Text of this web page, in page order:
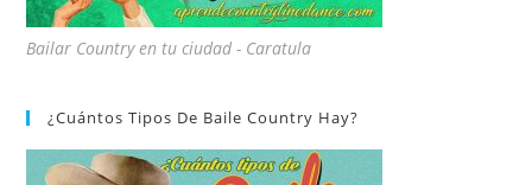
Bailar Country en tu ciudad - Caratula
¿Cuántos Tipos De Baile Country Hay?